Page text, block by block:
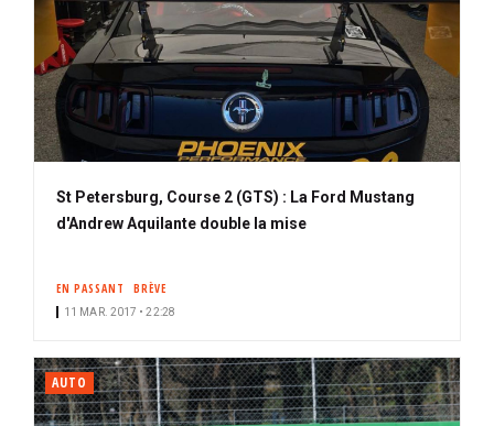
St Petersburg, Course 2 (GTS) : La Ford Mustang
d'Andrew Aquilante double la mise
EN PASSANT BRÈVE
11 MAR. 2017 • 22:28
AUTO